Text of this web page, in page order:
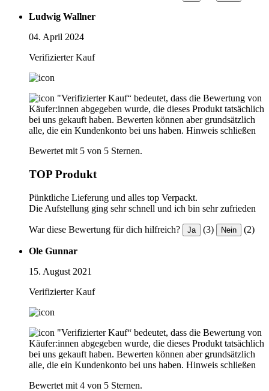
Ludwig Wallner
04. April 2024
Verifizierter Kauf
"Verifizierter Kauf“ bedeutet, dass die Bewertung von
Käufer:innen abgegeben wurde, die dieses Produkt tatsächlich
bei uns gekauft haben. Bewerten können aber grundsätzlich
alle, die ein Kundenkonto bei uns haben. Hinweis schließen
Bewertet mit 5 von 5 Sternen.
TOP Produkt
Pünktliche Lieferung und alles top Verpackt.
Die Aufstellung ging sehr schnell und ich bin sehr zufrieden
War diese Bewertung für dich hilfreich? Ja (3) Nein (2)
Ole Gunnar
15. August 2021
Verifizierter Kauf
"Verifizierter Kauf“ bedeutet, dass die Bewertung von
Käufer:innen abgegeben wurde, die dieses Produkt tatsächlich
bei uns gekauft haben. Bewerten können aber grundsätzlich
alle, die ein Kundenkonto bei uns haben. Hinweis schließen
Bewertet mit 4 von 5 Sternen.